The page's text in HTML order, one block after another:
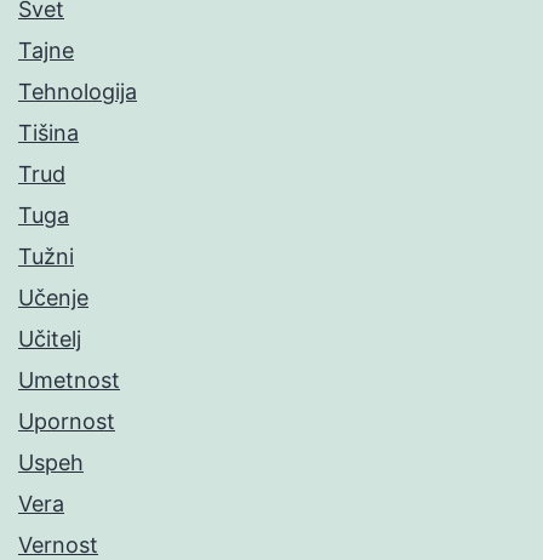
Svet
Tajne
Tehnologija
Tišina
Trud
Tuga
Tužni
Učenje
Učitelj
Umetnost
Upornost
Uspeh
Vera
Vernost